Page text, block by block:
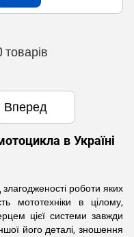
Вперед
в Україні
роботи яких
мототехніки в цілому,
цієї системи завжди
його деталі, зношення